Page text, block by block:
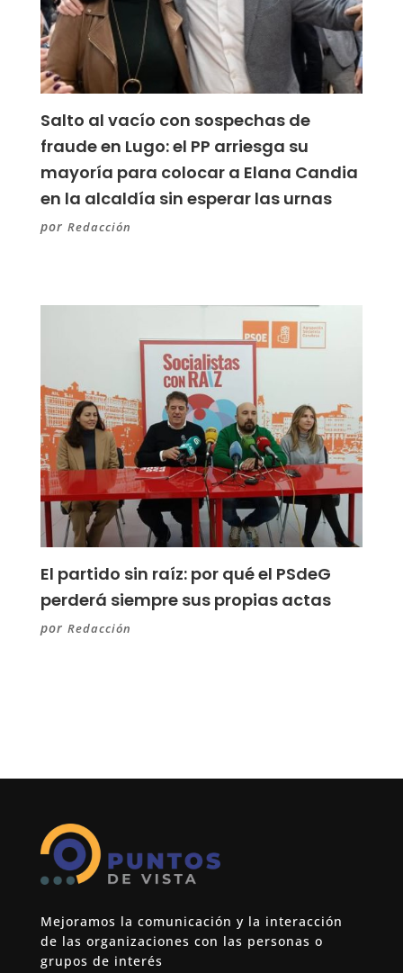
Salto al vacío con sospechas de
fraude en Lugo: el PP arriesga su
mayoría para colocar a Elana Candia
en la alcaldía sin esperar las urnas
por Redacción
El partido sin raíz: por qué el PSdeG
perderá siempre sus propias actas
por Redacción
Mejoramos la comunicación y la interacción
de las organizaciones con las personas o
grupos de interés